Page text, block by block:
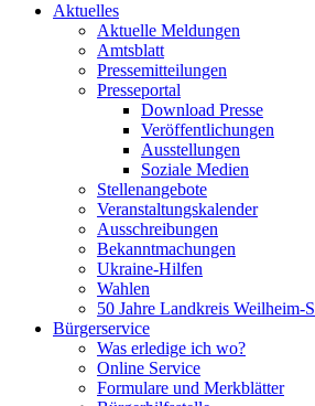
Aktuelles
Aktuelle Meldungen
Amtsblatt
Pressemitteilungen
Presseportal
Download Presse
Veröffentlichungen
Ausstellungen
Soziale Medien
Stellenangebote
Veranstaltungskalender
Ausschreibungen
Bekanntmachungen
Ukraine-Hilfen
Wahlen
50 Jahre Landkreis Weilheim-
Bürgerservice
Was erledige ich wo?
Online Service
Formulare und Merkblätter